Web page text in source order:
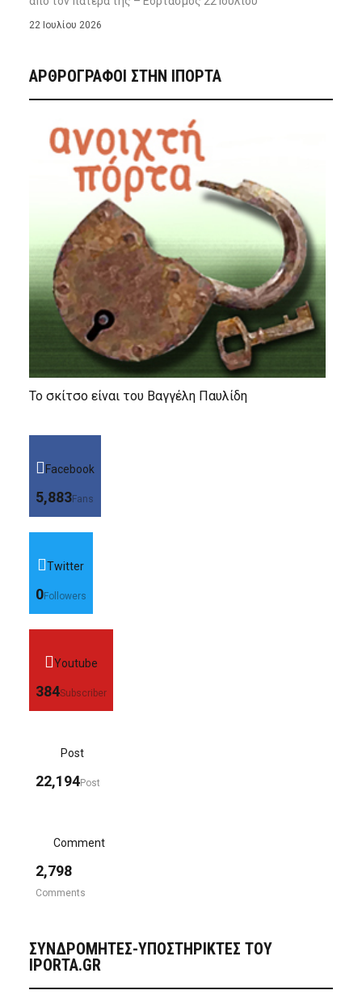
22 Ιουλίου 2026
ΑΡΘΡΟΓΡΑΦΟΙ ΣΤΗΝ IΠΟΡΤΑ
Το σκίτσο είναι του Βαγγέλη Παυλίδη
Facebook
5,883Fans
Twitter
0Followers
Youtube
384Subscriber
Post
22,194Post
Comment
2,798
Comments
ΣΥΝΔΡΟΜΗΤΈΣ-ΥΠΟΣΤΗΡΙΚΤΈΣ ΤΟΥ
IPORTA.GR